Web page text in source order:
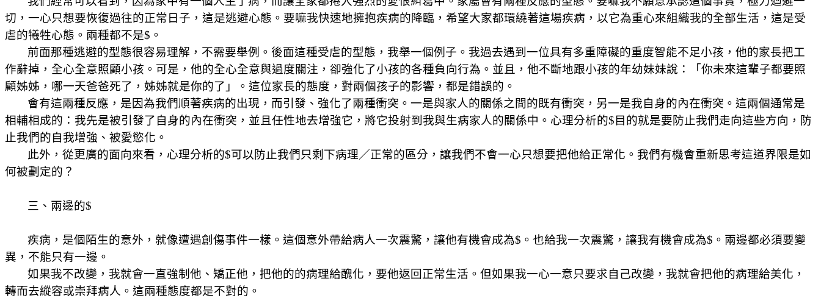
切，一心只想要恢復過往的正常日子，這是逃避心態。要嘛我快速地擁抱疾病的降臨，希望大家都環繞著這場疾病，以它為重心來組織我的全部生活，這是受
虐的犧牲心態。兩種都不是$ 。
前面那種逃避的型態很容易理解，不需要舉例。後面這種受虐的型態，我舉一個例子。我過去遇到一位具有多重障礙的重度智能不足小孩，他的家長把工
作辭掉，全心全意照顧小孩。可是，他的全心全意與過度關注，卻強化了小孩的各種負向行為。並且，他不斷地跟小孩的年幼妹妹說：「你未來這輩子都要照
顧姊姊，哪一天爸爸死了，姊姊就是你的了」。這位家長的態度，對兩個孩子的影響，都是錯誤的。
會有這兩種反應，是因為我們順著疾病的出現，而引發、強化了兩種衝突。一是與家人的關係之間的既有衝突，另一是我自身的內在衝突。這兩個通常是
相輔相成的：我先是被引發了自身的內在衝突，並且任性地去增強它，將它投射到我與生病家人的關係中。心理分析的$目的就是要防止我們走向這些方向，防
止我們的自我增強、被愛慾化。
此外，從更廣的面向來看，心理分析的$可以防止我們只剩下病理／正常的區分，讓我們不會一心只想要把他給正常化。我們有機會重新思考這道界限是如
何被劃定的？
三、兩邊的$
疾病，是個陌生的意外，就像遭遇創傷事件一樣。這個意外帶給病人一次震驚，讓他有機會成為$ 。也給我一次震驚，讓我有機會成為$ 。兩邊都必須要變
異，不能只有一邊。
如果我不改變，我就會一直強制他、矯正他，把他的的病理給醜化，要他返回正常生活。但如果我一心一意只要求自己改變，我就會把他的病理給美化，
轉而去縱容或崇拜病人。這兩種態度都是不對的。